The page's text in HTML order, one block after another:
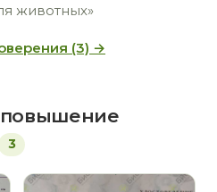
животных»
(3) →
3